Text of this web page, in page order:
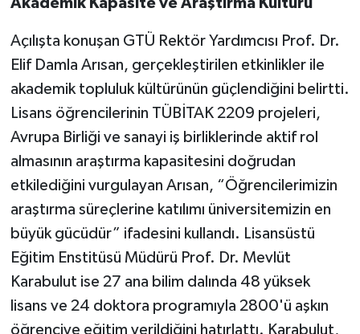
Açılışta konuşan GTÜ Rektör Yardımcısı Prof. Dr.
Elif Damla Arısan, gerçekleştirilen etkinlikler ile
akademik topluluk kültürünün güçlendiğini belirtti.
Lisans öğrencilerinin TÜBİTAK 2209 projeleri,
Avrupa Birliği ve sanayi iş birliklerinde aktif rol
almasının araştırma kapasitesini doğrudan
etkilediğini vurgulayan Arısan, “Öğrencilerimizin
araştırma süreçlerine katılımı üniversitemizin en
büyük gücüdür” ifadesini kullandı. Lisansüstü
Eğitim Enstitüsü Müdürü Prof. Dr. Mevlüt
Karabulut ise 27 ana bilim dalında 48 yüksek
lisans ve 24 doktora programıyla 2800'ü aşkın
öğrenciye eğitim verildiğini hatırlattı. Karabulut,